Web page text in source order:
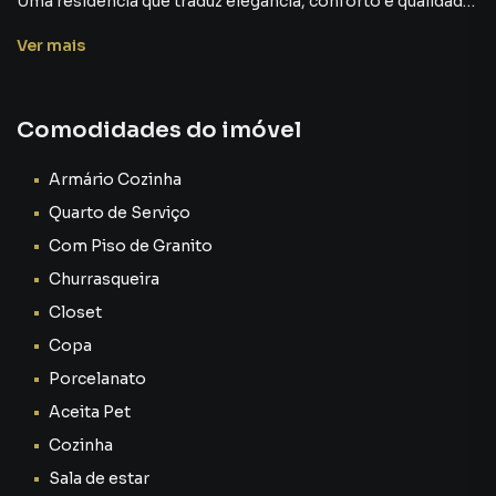
Ver mais
Comodidades do imóvel
Armário Cozinha
Quarto de Serviço
Com Piso de Granito
Churrasqueira
Closet
Copa
Porcelanato
Aceita Pet
Cozinha
Sala de estar